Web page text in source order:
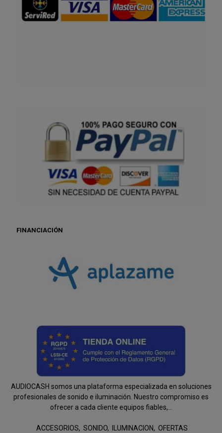
FINANCIACIÓN
AUDIOCASH somos una plataforma especializada en soluciones
profesionales de sonido e iluminación. Nuestro compromiso es
ofrecer a cada cliente equipos fiables,...
ACCESORIOS SONIDO ILUMINACION OFERTAS